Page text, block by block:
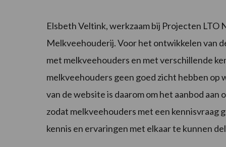
Elsbeth Veltink, werkzaam bij Projecten LTO
Melkveehouderij. Voor het ontwikkelen van
met melkveehouders en met verschillende
melkveehouders geen goed zicht hebben
van de website is daarom om het aanbod
zodat melkveehouders met een kennisvraag
kennis en ervaringen met elkaar te kunnen